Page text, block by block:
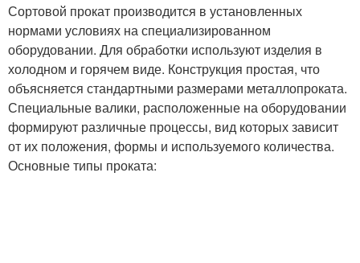
Сортовой прокат производится в установленных
нормами условиях на специализированном
оборудовании. Для обработки используют изделия в
холодном и горячем виде. Конструкция простая, что
объясняется стандартными размерами металлопроката.
Специальные валики, расположенные на оборудовании
формируют различные процессы, вид которых зависит
от их положения, формы и используемого количества.
Основные типы проката: